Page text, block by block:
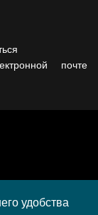
почте
социальных и
удобства